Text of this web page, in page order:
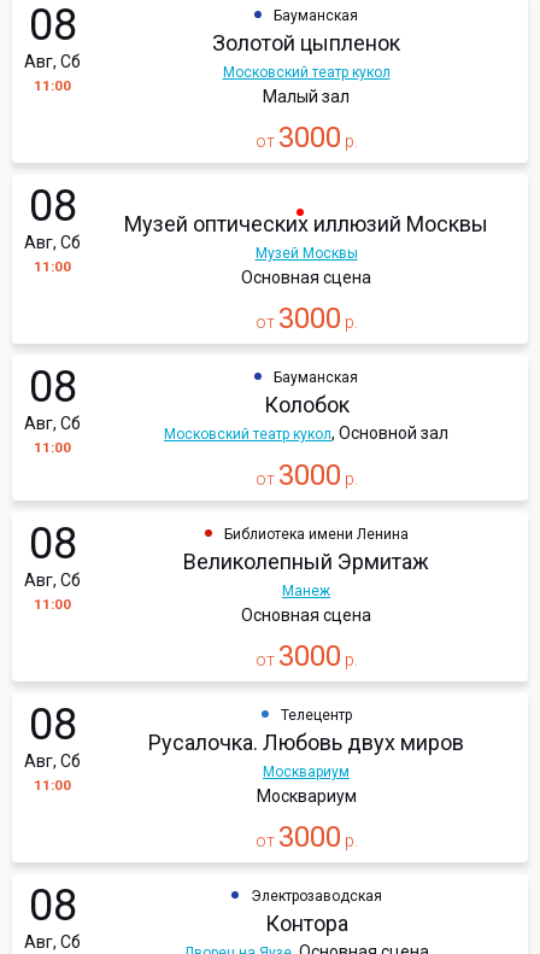
08
Авг, Сб
11:00
Бауманская
Золотой цыпленок
Московский театр кукол
Малый зал
от 3000 р.
08
Авг, Сб
11:00
Музей оптических иллюзий Москвы
Музей Москвы
Основная сцена
от 3000 р.
08
Авг, Сб
11:00
Бауманская
Колобок
Московский театр кукол, Основной зал
от 3000 р.
08
Авг, Сб
11:00
Библиотека имени Ленина
Великолепный Эрмитаж
Манеж
Основная сцена
от 3000 р.
08
Авг, Сб
11:00
Телецентр
Русалочка. Любовь двух миров
Москвариум
Москвариум
от 3000 р.
08
Авг, Сб
Электрозаводская
Контора